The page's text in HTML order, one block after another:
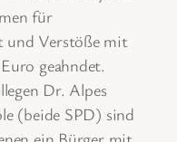
für
und Verstöße mit
geahndet.
Dr. Alpes
(beide SPD) sind